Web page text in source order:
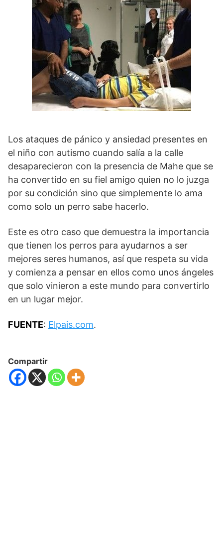
Los ataques de pánico y ansiedad presentes en
el niño con autismo cuando salía a la calle
desaparecieron con la presencia de Mahe que se
ha convertido en su fiel amigo quien no lo juzga
por su condición sino que simplemente lo ama
como solo un perro sabe hacerlo.
Este es otro caso que demuestra la importancia
que tienen los perros para ayudarnos a ser
mejores seres humanos, así que respeta su vida
y comienza a pensar en ellos como unos ángeles
que solo vinieron a este mundo para convertirlo
en un lugar mejor.
FUENTE: Elpais.com.
Compartir